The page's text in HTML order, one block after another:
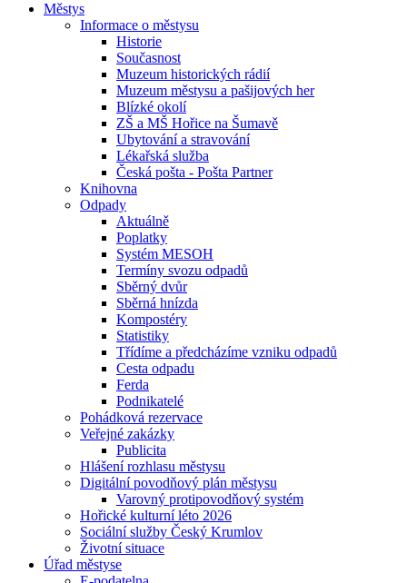
Městys
Informace o městysu
Historie
Současnost
Muzeum historických rádií
Muzeum městysu a pašijových her
Blízké okolí
ZŠ a MŠ Hořice na Šumavě
Ubytování a stravování
Lékařská služba
Česká pošta - Pošta Partner
Knihovna
Odpady
Aktuálně
Poplatky
Systém MESOH
Termíny svozu odpadů
Sběrný dvůr
Sběrná hnízda
Kompostéry
Statistiky
Třídíme a předcházíme vzniku odpadů
Cesta odpadu
Ferda
Podnikatelé
Pohádková rezervace
Veřejné zakázky
Publicita
Hlášení rozhlasu městysu
Digitální povodňový plán městysu
Varovný protipovodňový systém
Hořické kulturní léto 2026
Sociální služby Český Krumlov
Životní situace
Úřad městyse